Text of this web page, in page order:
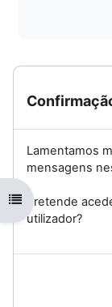
Abrir índice da
Lamentamos
mensagens
Pretende
utilizador?